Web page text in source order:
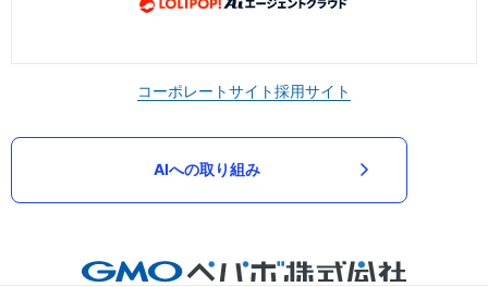
コーポレートサイト採用サイト
AIへの取り組み